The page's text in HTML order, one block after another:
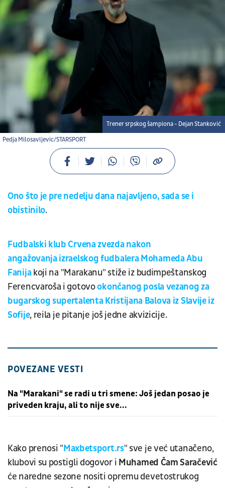
Pedja Milosavljevic/STARSPORT
Trener srpskog šampiona - Dejan Stanković
Ono što je pre nedelju dana najavljeno, sada se i
obistinilo.
Fudbalski klub Crvena zvezda nakon
angažovanja izraelskog fudbalera Mohameda Abu
Fanijakoji na "Marakanu" stiže iz budimpeštanskog
Ferencvaroša i gotovookončanog posla vezanog za
bugarskog supertalenta Kristijana Balova iz Slavije iz
Sofije, reila je pitanje još jedne akvizicije.
POVEZANE VESTI
Na "Marakani" se radi u tri smene: Još jedan posao je
priveden kraju, ali to nije sve...
Kako prenosi "Maxbetsport.rs" sve je već utanačeno,
klubovi su postigli dogovor i Muhamed Čam Saračević
će naredne sezone nositi opremu devetostrukog